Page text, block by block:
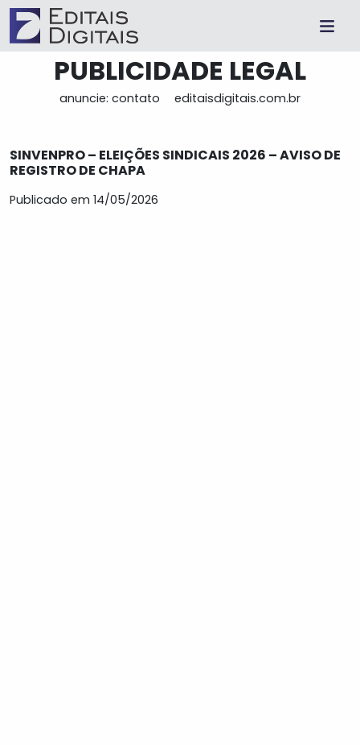
PUBLICIDADE LEGAL
anuncie: contato editaisdigitais.com.br
SINVENPRO – ELEIÇÕES SINDICAIS 2026 – AVISO DE
REGISTRO DE CHAPA
Publicado em 14/05/2026